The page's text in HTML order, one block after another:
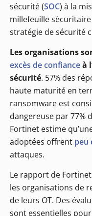
sécurité (SOC) à la
millefeuille
stratégie de sécurité
Les organisations
excès de confianceà
sécurité. 57% des
haute maturité en
ransomware est
dangereuse par 77%
Fortinet estime
adoptées offrent peu
attaques.
Le rapport de
les organisations de
de leurs OT. Des
sont essentielles